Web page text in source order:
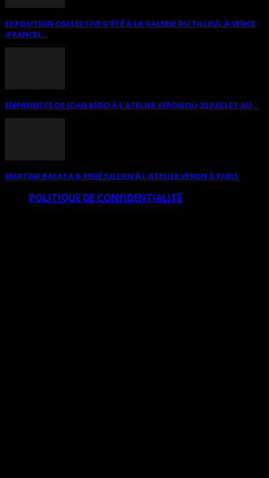
EXPOSITION COLLECTIVE D’ÉTÉ À LA GALERIE DU TILLEUL À VENCE
(FRANCE)...
EMPREINTES DE JOAN MIRO À L’ATELIER VÉRON DU 22 JUILLET AU...
MARTINE BALATA & RENÉ JULLIEN À L’ATELIER VERON À PARIS
POLITIQUE DE CONFIDENTIALITÉ